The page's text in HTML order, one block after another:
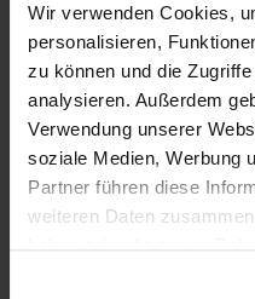
Wir verwenden Cookies,
personalisieren,
zu können und die
analysieren. Außerdem
Verwendung unserer
soziale Medien, Werbung
Partner führen diese
weiteren Daten
haben oder die sie im
‹